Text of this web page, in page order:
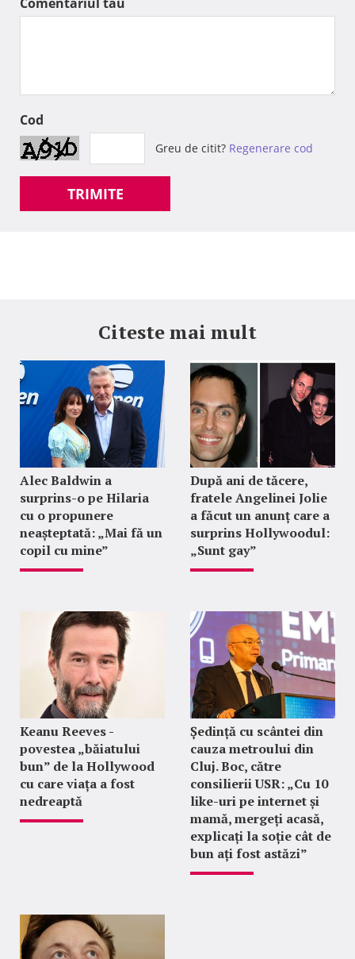
Cod
Greu de citit? Regenerare cod
TRIMITE
Citeste mai mult
Alec Baldwin a
surprins-o pe Hilaria
cu o propunere
neașteptată: „Mai fă un
copil cu mine”
După ani de tăcere,
fratele Angelinei Jolie
a făcut un anunț care a
surprins Hollywoodul:
„Sunt gay”
Keanu Reeves -
povestea „băiatului
bun” de la Hollywood
cu care viața a fost
nedreaptă
Ședință cu scântei din
cauza metroului din
Cluj. Boc, către
consilierii USR: „Cu 10
like-uri pe internet și
mamă, mergeți acasă,
explicați la soție cât de
bun ați fost astăzi”